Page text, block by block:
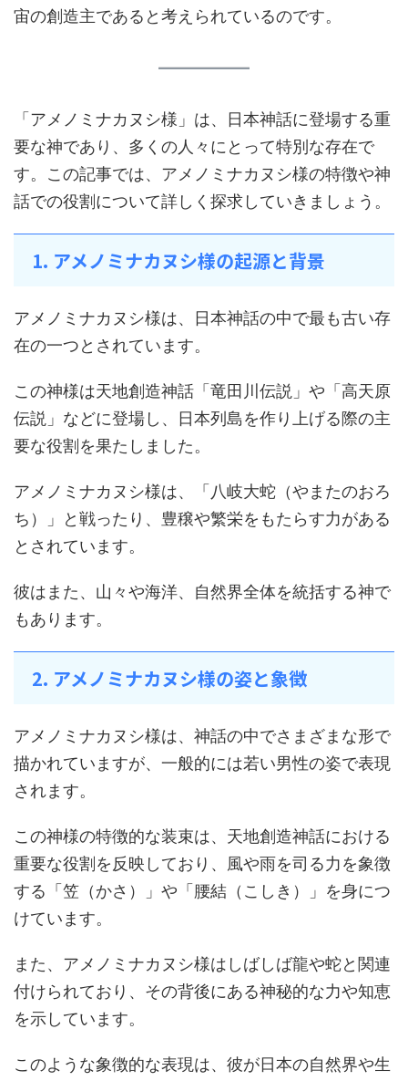
宙の創造主であると考えられているのです。
「アメノミナカヌシ様」は、日本神話に登場する重
要な神であり、多くの人々にとって特別な存在で
す。この記事では、アメノミナカヌシ様の特徴や神
話での役割について詳しく探求していきましょう。
1. アメノミナカヌシ様の起源と背景
アメノミナカヌシ様は、日本神話の中で最も古い存
在の一つとされています。
この神様は天地創造神話「竜田川伝説」や「高天原
伝説」などに登場し、日本列島を作り上げる際の主
要な役割を果たしました。
アメノミナカヌシ様は、「八岐大蛇（やまたのおろ
ち）」と戦ったり、豊穣や繁栄をもたらす力がある
とされています。
彼はまた、山々や海洋、自然界全体を統括する神で
もあります。
2. アメノミナカヌシ様の姿と象徴
アメノミナカヌシ様は、神話の中でさまざまな形で
描かれていますが、一般的には若い男性の姿で表現
されます。
この神様の特徴的な装束は、天地創造神話における
重要な役割を反映しており、風や雨を司る力を象徴
する「笠（かさ）」や「腰結（こしき）」を身につ
けています。
また、アメノミナカヌシ様はしばしば龍や蛇と関連
付けられており、その背後にある神秘的な力や知恵
を示しています。
このような象徴的な表現は、彼が日本の自然界や生